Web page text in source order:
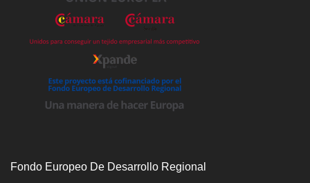
Fondo Europeo De Desarrollo Regional